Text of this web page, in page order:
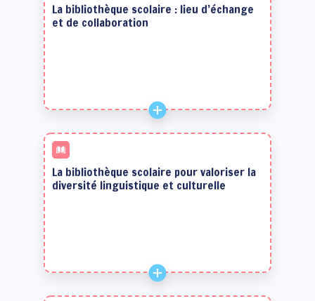
La bibliothèque scolaire : lieu d’échange
et de collaboration
La bibliothèque scolaire pour valoriser la
diversité linguistique et culturelle